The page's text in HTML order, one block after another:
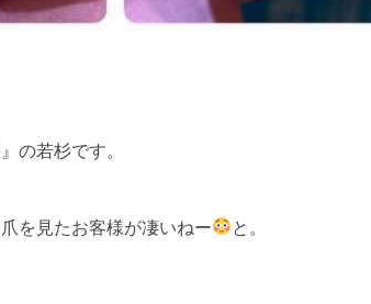
の若杉です。
を見たお客様が凄いねー
と。